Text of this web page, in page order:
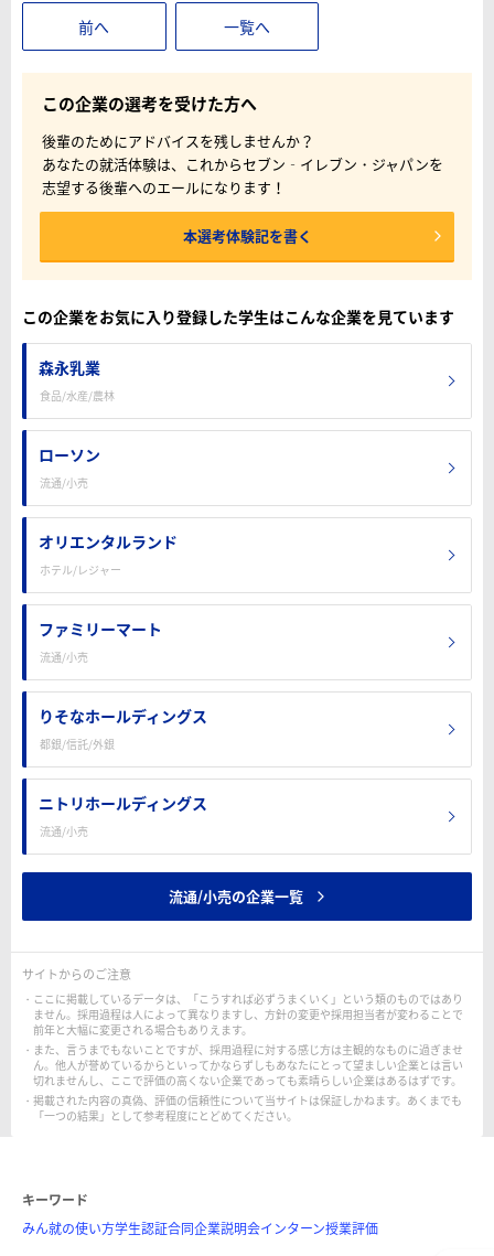
前へ 一覧へ
この企業の選考を受けた方へ
後輩のためにアドバイスを残しませんか？
あなたの就活体験は、これからセブン‐イレブン・ジャパンを
志望する後輩へのエールになります！
本選考体験記を書く
この企業をお気に入り登録した学生はこんな企業を見ています
森永乳業
食品/水産/農林
ローソン
流通/小売
オリエンタルランド
ホテル/レジャー
ファミリーマート
流通/小売
りそなホールディングス
都銀/信託/外銀
ニトリホールディングス
流通/小売
流通/小売の企業一覧
サイトからのご注意
ここに掲載しているデータは、「こうすれば必ずうまくいく」という類のものではあり
ません。採用過程は人によって異なりますし、方針の変更や採用担当者が変わることで
前年と大幅に変更される場合もありえます。
また、言うまでもないことですが、採用過程に対する感じ方は主観的なものに過ぎませ
ん。他人が誉めているからといってかならずしもあなたにとって望ましい企業とは言い
切れませんし、ここで評価の高くない企業であっても素晴らしい企業はあるはずです。
掲載された内容の真偽、評価の信頼性について当サイトは保証しかねます。あくまでも
「一つの結果」として参考程度にとどめてください。
キーワード
みん就の使い方学生認証合同企業説明会インターン授業評価